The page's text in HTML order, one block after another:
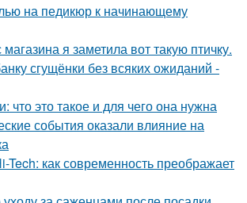
на педикюр к начинающему
я заметила вот такую птичку.
сгущёнки без всяких ожиданий -
что это такое и для чего она нужна
события оказали влияние на
Tech: как современность преображает